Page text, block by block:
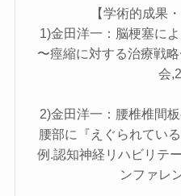
【学術的成果
1)金田洋一：脳梗塞に
〜痙縮に対する治療戦
会
2)金田洋一：腰椎椎間
腰部に『えぐられてい
例.認知神経リハビリテ
ンファレ